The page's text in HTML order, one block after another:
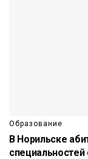
Образование
В Норильске